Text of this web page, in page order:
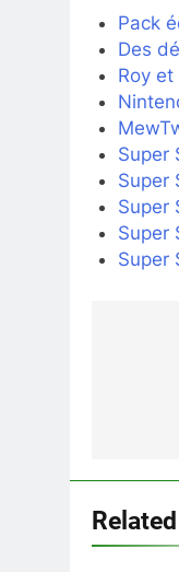
Pack
Des
Roy
Super
Super
Super
Super
Super